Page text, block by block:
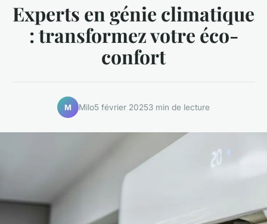
Experts en génie climatique
: transformez votre éco-
confort
M Milo5 février 20253 min de lecture